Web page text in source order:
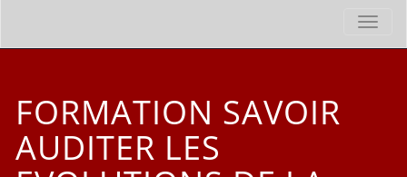
FORMATION SAVOIR
AUDITER LES